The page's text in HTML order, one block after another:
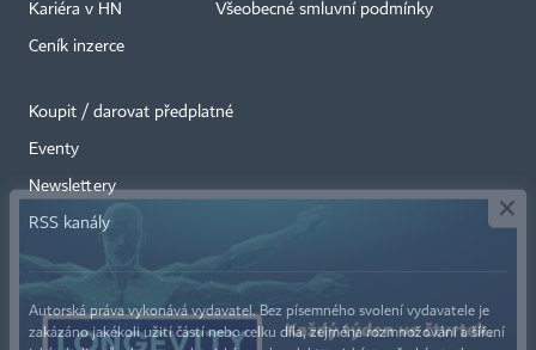
Kariéra v HN
Ceník inzerce
Všeobecné smluvní podmínky
Koupit / darovat předplatné
Eventy
Newslettery
RSS kanály
Autorská práva vykonává vydavatel. Bez písemného svolení vydavatele je
zakázáno jakékoli užití částí nebo celku díla, zejména rozmnožování a šíření